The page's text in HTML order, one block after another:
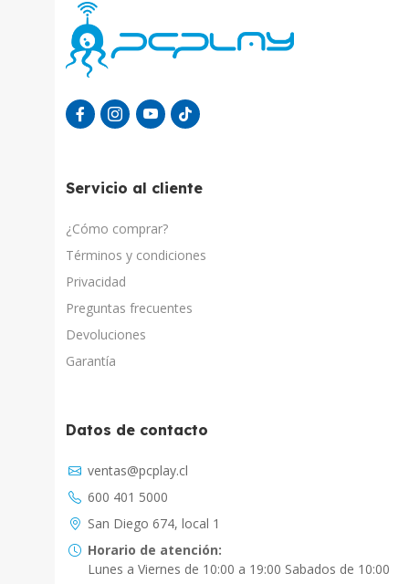
Servicio al cliente
¿Cómo comprar?
Términos y condiciones
Privacidad
Preguntas frecuentes
Devoluciones
Garantía
Datos de contacto
ventas@pcplay.cl
600 401 5000
San Diego 674, local 1
Horario de atención:
Lunes a Viernes de 10:00 a 19:00 Sabados de 10:00
Chat con IA
PcPlay Santiago / Web
Hola soy Freddy, en que puedo ayudarte...